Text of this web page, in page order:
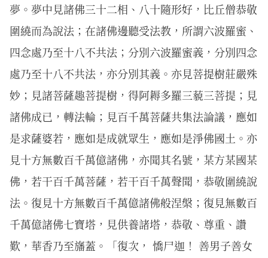
夢。夢中見諸佛三十二相、八十隨形好，比丘僧恭敬
圍繞而為說法；在諸佛邊聽受法教，所謂六波羅蜜、
四念處乃至十八不共法；分別六波羅蜜義，分別四念
處乃至十八不共法，亦分別其義。亦見菩提樹莊嚴殊
妙；見諸菩薩趣菩提樹，得阿耨多羅三藐三菩提；見
諸佛成已，轉法輪；見百千萬菩薩共集法論議，應如
是求薩婆若，應如是成就眾生，應如是淨佛國土。亦
見十方無數百千萬億諸佛，亦聞其名號，某方某國某
佛，若干百千萬菩薩，若干百千萬聲聞，恭敬圍繞說
法。復見十方無數百千萬億諸佛般涅槃；復見無數百
千萬億諸佛七寶塔，見供養諸塔，恭敬、尊重、讚
歎，華香乃至旛蓋。「復次， 憍尸迦！ 善男子善女